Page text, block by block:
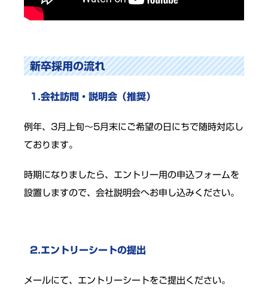
新卒採用の流れ
1.会社訪問・説明会（推奨）
例年、3月上旬～5月末にご希望の日にちで随時対応し
ております。
時期になりましたら、エントリー用の申込フォームを
設置しますので、会社説明会へお申し込みください。
2.エントリーシートの提出
メールにて、エントリーシートをご提出ください。